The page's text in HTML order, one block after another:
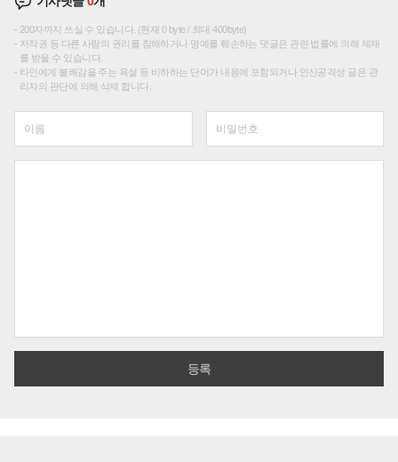
200자까지 쓰실 수 있습니다. (현재 0 byte / 최대 400byte)
저작권 등 다른 사람의 권리를 침해하거나 명예를 훼손하는 댓글은 관련 법률에 의해 제재
를 받을 수 있습니다.
타인에게 불쾌감을 주는 욕설 등 비하하는 단어가 내용에 포함되거나 인신공격성 글은 관
리자의 판단에 의해 삭제 합니다.